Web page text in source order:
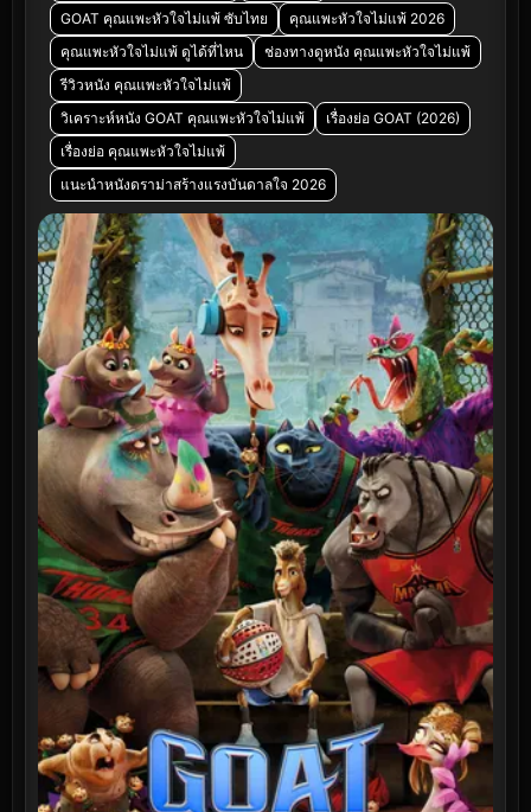
GOAT คุณแพะหัวใจไม่แพ้ ซับไทย
คุณแพะหัวใจไม่แพ้ 2026
คุณแพะหัวใจไม่แพ้ ดูได้ที่ไหน
ช่องทางดูหนัง คุณแพะหัวใจไม่แพ้
รีวิวหนัง คุณแพะหัวใจไม่แพ้
วิเคราะห์หนัง GOAT คุณแพะหัวใจไม่แพ้
เรื่องย่อ GOAT (2026)
เรื่องย่อ คุณแพะหัวใจไม่แพ้
แนะนำหนังดราม่าสร้างแรงบันดาลใจ 2026